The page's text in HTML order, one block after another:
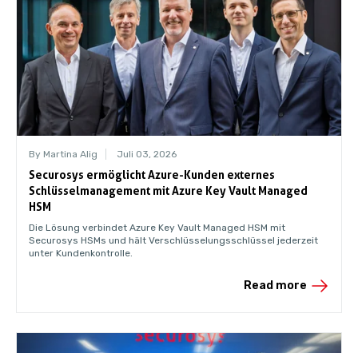
By Martina Alig Juli 03, 2026
Securosys ermöglicht Azure-Kunden externes
Schlüsselmanagement mit Azure Key Vault Managed
HSM
Die Lösung verbindet Azure Key Vault Managed HSM mit
Securosys HSMs und hält Verschlüsselungsschlüssel jederzeit
unter Kundenkontrolle.
Read more